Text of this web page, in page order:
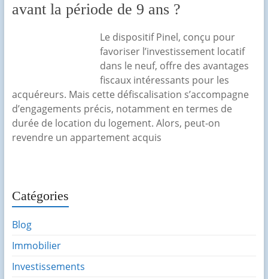
avant la période de 9 ans ?
Le dispositif Pinel, conçu pour
favoriser l’investissement locatif
dans le neuf, offre des avantages
fiscaux intéressants pour les
acquéreurs. Mais cette défiscalisation s’accompagne
d’engagements précis, notamment en termes de
durée de location du logement. Alors, peut-on
revendre un appartement acquis
Catégories
Blog
Immobilier
Investissements